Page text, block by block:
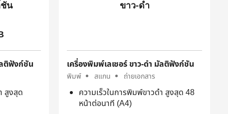
น
ติฟังก์ชัน
สูงสุด
ขาว-ดำ
เครื่องพิมพ์เลเซอร์ ขาว-ดำ มัลติฟังก์ชัน
พิมพ์ สแกน ถ่ายเอกสาร
ความเร็วในการพิมพ์ขาวดำ สูงสุด 48
หน้าต่อนาที (A4)